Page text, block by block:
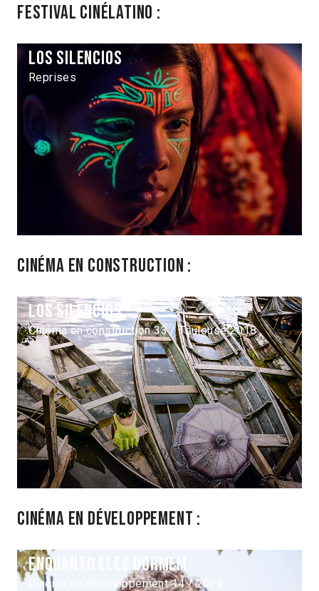
Festival Cinélatino :
Los Silencios
Reprises
Cinéma en construction :
Los Silencios
Cinéma en construction 33 / Toulouse 2018
Cinéma en développement :
Enquanto Eles Dormem
Cinéma en développement 14 / 2019